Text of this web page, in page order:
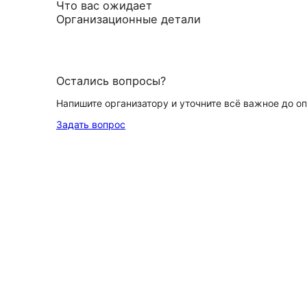
Что вас ожидает
Организационные детали
Остались вопросы?
Напишите организатору и уточните всё важное до
Задать вопрос